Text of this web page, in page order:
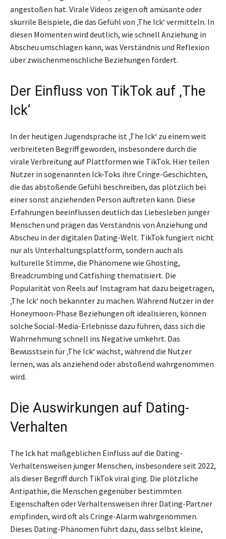
angestoßen hat. Virale Videos zeigen oft amüsante oder
skurrile Beispiele, die das Gefühl von ‚The Ick‘ vermitteln. In
diesen Momenten wird deutlich, wie schnell Anziehung in
Abscheu umschlagen kann, was Verständnis und Reflexion
über zwischenmenschliche Beziehungen fördert.
Der Einfluss von TikTok auf ‚The
Ick‘
In der heutigen Jugendsprache ist ‚The Ick‘ zu einem weit
verbreiteten Begriff geworden, insbesondere durch die
virale Verbreitung auf Plattformen wie TikTok. Hier teilen
Nutzer in sogenannten Ick-Toks ihre Cringe-Geschichten,
die das abstoßende Gefühl beschreiben, das plötzlich bei
einer sonst anziehenden Person auftreten kann. Diese
Erfahrungen beeinflussen deutlich das Liebesleben junger
Menschen und prägen das Verständnis von Anziehung und
Abscheu in der digitalen Dating-Welt. TikTok fungiert nicht
nur als Unterhaltungsplattform, sondern auch als
kulturelle Stimme, die Phänomene wie Ghosting,
Breadcrumbing und Catfishing thematisiert. Die
Popularität von Reels auf Instagram hat dazu beigetragen,
‚The Ick‘ noch bekannter zu machen. Während Nutzer in der
Honeymoon-Phase Beziehungen oft idealisieren, können
solche Social-Media-Erlebnisse dazu führen, dass sich die
Wahrnehmung schnell ins Negative umkehrt. Das
Bewusstsein für ‚The Ick‘ wächst, während die Nutzer
lernen, was als anziehend oder abstoßend wahrgenommen
wird.
Die Auswirkungen auf Dating-
Verhalten
The Ick hat maßgeblichen Einfluss auf die Dating-
Verhaltensweisen junger Menschen, insbesondere seit 2022,
als dieser Begriff durch TikTok viral ging. Die plötzliche
Antipathie, die Menschen gegenüber bestimmten
Eigenschaften oder Verhaltensweisen ihrer Dating-Partner
empfinden, wird oft als Cringe-Alarm wahrgenommen.
Dieses Dating-Phänomen führt dazu, dass selbst kleine,